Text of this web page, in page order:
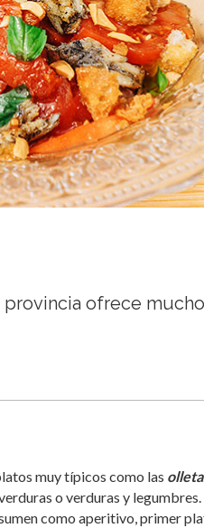
ofrece
muy típicos como las
o verduras y legumbres.
como aperitivo, primer